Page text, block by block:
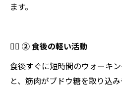
ます。
🚶‍♂️ ② 食後の軽い活動
食後すぐに短時間のウォーキ
と、筋肉がブドウ糖を取り込